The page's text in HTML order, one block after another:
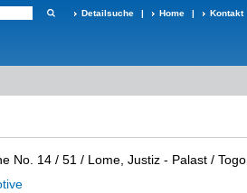
Detailsuche | Home | Kontakt
No. 14 / 51 / Lome, Justiz - Palast /